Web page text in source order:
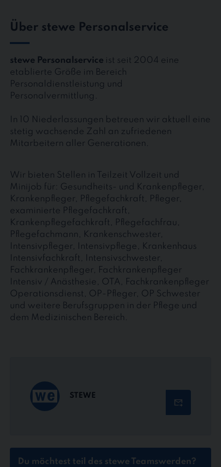
Über stewe Personalservice
stewe Personalservice ist seit 2004 eine
etablierte Größe im Bereich
Personaldienstleistung und
Personalvermittlung.
In 10 Niederlassungen betreuen wir aktuell eine
stetig wachsende Zahl an zufriedenen
Mitarbeitern aller Generationen.
Wir bieten Stellen in Teilzeit Vollzeit und
Minijob für: Gesundheits- und Krankenpfleger,
Krankenpfleger, Pflegefachkraft, Pfleger,
examinierte Pflegefachkraft,
Krankenpflegefachkraft, Pflegefachfrau,
Pflegefachmann, Krankenschwester,
Intensivpfleger, Intensivpflege, Krankenhaus
Intensivfachkraft, Intensivschwester,
Fachkrankenpfleger, Fachkrankenpfleger
Intensiv / Anästhesie, OTA, Fachkrankenpfleger
Operationsdienst, OP-Pfleger, OP Schwester
und weitere Berufsgruppen in der Pflege und
dem Medizinischen Bereich.
STEWE
Du möchtest teil des stewe Teamswerden?